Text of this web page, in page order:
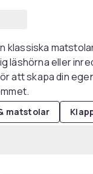
klassiska
läshörna eller
att skapa din
matstolar